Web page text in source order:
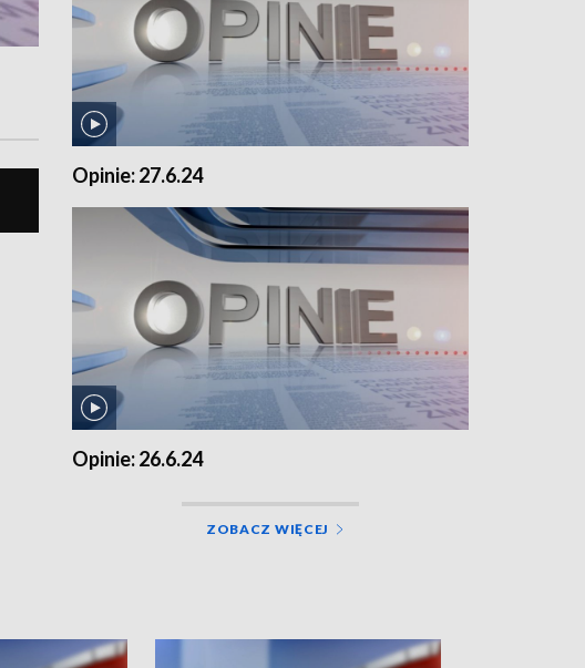
Opinie: 27.6.24
Opinie: 26.6.24
ZOBACZ WIĘCEJ